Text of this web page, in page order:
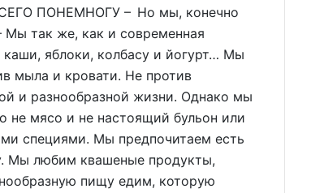
ПОНЕМНОГУ – Но мы, конечно
Мы так же, как и современная
яблоки, колбасу и йогурт… Мы
мыла и кровати. Не против
и разнообразной жизни. Однако мы
не мясо и не настоящий бульон или
специями. Мы предпочитаем есть
Мы любим квашеные продукты,
пищу едим, которую